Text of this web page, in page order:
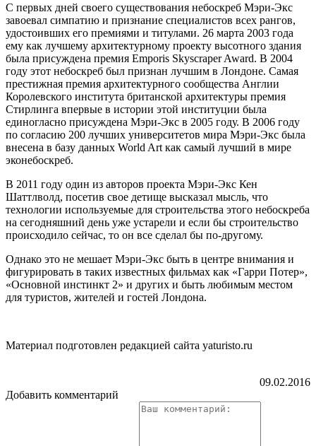
С первых дней своего существования небоскреб Мэри-Экс
завоевал симпатию и признание специалистов всех рангов,
удостоивших его премиями и титулами. 26 марта 2003 года
ему как лучшему архитектурному проекту высотного здания
была присуждена премия Emporis Skyscraper Award. В 2004
году этот небоскреб был признан лучшим в Лондоне. Самая
престижная премия архитектурного сообщества Англии
Королевского института британской архитектуры премия
Стирлинга впервые в истории этой институции была
единогласно присуждена Мэри-Экс в 2005 году. В 2006 году
по согласию 200 лучших университетов мира Мэри-Экс была
внесена в базу данных World Art как самый лучший в мире
эконебоскреб.
В 2011 году один из авторов проекта Мэри-Экс Кен
Шаттлволд, посетив свое детище высказал мысль, что
технологии используемые для строительства этого небоскреба
на сегодняшний день уже устарели и если бы строительство
происходило сейчас, то он все сделал бы по-другому.
Однако это не мешает Мэри-Экс быть в центре внимания и
фигурировать в таких известных фильмах как «Гарри Потер»,
«Основной инстинкт 2» и других и быть любимым местом
для туристов, жителей и гостей Лондона.
Материал подготовлен редакцией сайта yaturisto.ru
09.02.2016
Добавить комментарий